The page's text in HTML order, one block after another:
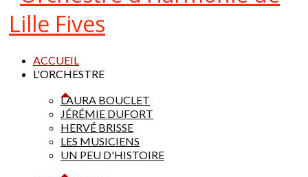
ACCUEIL
L'ORCHESTRE
LAURA BOUCLET
JÉRÉMIE DUFORT
HERVÉ BRISSE
LES MUSICIENS
UN PEU D'HISTOIRE